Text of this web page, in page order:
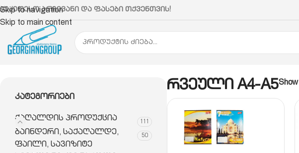
Skip to navigation
Skip to main content
არჩევანი და ფასები თქვენთვის!
Კატეგორიები
ქაღალდის პროდუქცია 111
ბაინდერი, საქაღალდე,
ფაილი, სავიზიტე
50
რვეული A4-A5Show